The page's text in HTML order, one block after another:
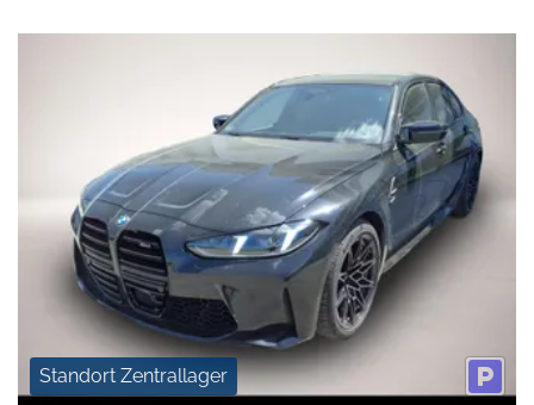
Standort Zentrallager